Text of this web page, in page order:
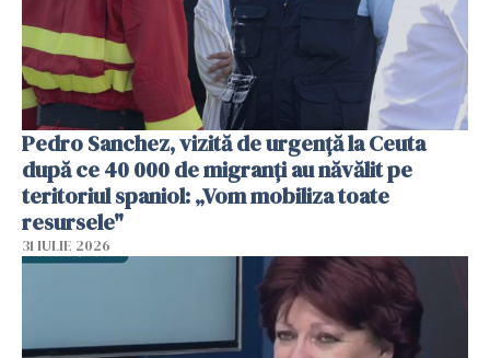
Pedro Sanchez, vizită de urgență la Ceuta
după ce 40 000 de migranți au năvălit pe
teritoriul spaniol: „Vom mobiliza toate
resursele"
31 IULIE 2026